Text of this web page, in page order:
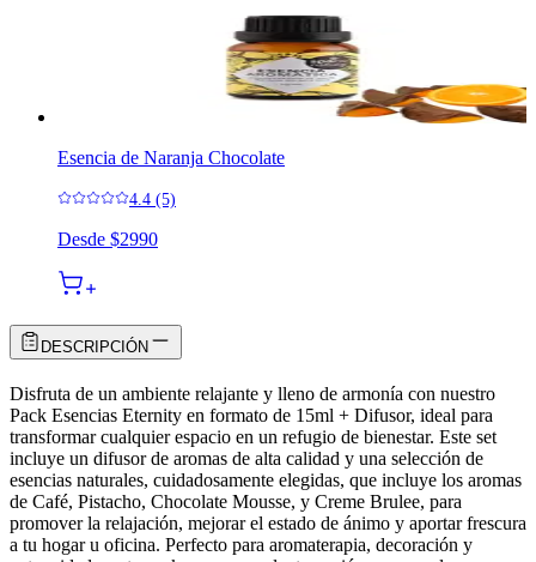
Esencia de Naranja Chocolate
4.4 (5)
Desde $2990
DESCRIPCIÓN
Disfruta de un ambiente relajante y lleno de armonía con nuestro
Pack Esencias Eternity en formato de 15ml + Difusor, ideal para
transformar cualquier espacio en un refugio de bienestar. Este set
incluye un difusor de aromas de alta calidad y una selección de
esencias naturales, cuidadosamente elegidas, que incluye los aromas
de Café, Pistacho, Chocolate Mousse, y Creme Brulee, para
promover la relajación, mejorar el estado de ánimo y aportar frescura
a tu hogar u oficina. Perfecto para aromaterapia, decoración y